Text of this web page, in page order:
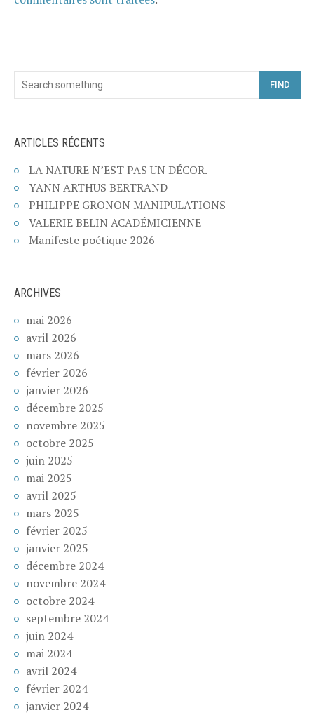
FIND
ARTICLES RÉCENTS
LA NATURE N’EST PAS UN DÉCOR.
YANN ARTHUS BERTRAND
PHILIPPE GRONON MANIPULATIONS
VALERIE BELIN ACADÉMICIENNE
Manifeste poétique 2026
ARCHIVES
mai 2026
avril 2026
mars 2026
février 2026
janvier 2026
décembre 2025
novembre 2025
octobre 2025
juin 2025
mai 2025
avril 2025
mars 2025
février 2025
janvier 2025
décembre 2024
novembre 2024
octobre 2024
septembre 2024
juin 2024
mai 2024
avril 2024
février 2024
janvier 2024